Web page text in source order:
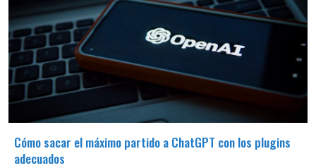
Cómo sacar el máximo partido a ChatGPT con los plugins
adecuados